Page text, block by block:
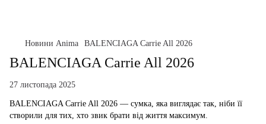
Новини Anima BALENCIAGA Carrie All 2026
BALENCIAGA Carrie All 2026
27 листопада 2025
BALENCIAGA Carrie All 2026 — сумка, яка виглядає так, ніби її
створили для тих, хто звик брати від життя максимум.